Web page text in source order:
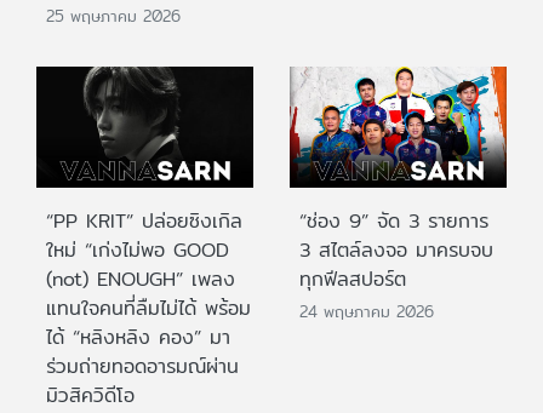
25 พฤษภาคม 2026
“PP KRIT” ปล่อยซิงเกิล
ใหม่ “เก่งไม่พอ GOOD
(not) ENOUGH” เพลง
แทนใจคนที่ลืมไม่ได้ พร้อม
ได้ “หลิงหลิง คอง” มา
ร่วมถ่ายทอดอารมณ์ผ่าน
มิวสิควิดีโอ
“ช่อง 9” จัด 3 รายการ
3 สไตล์ลงจอ มาครบจบ
ทุกฟีลสปอร์ต
24 พฤษภาคม 2026